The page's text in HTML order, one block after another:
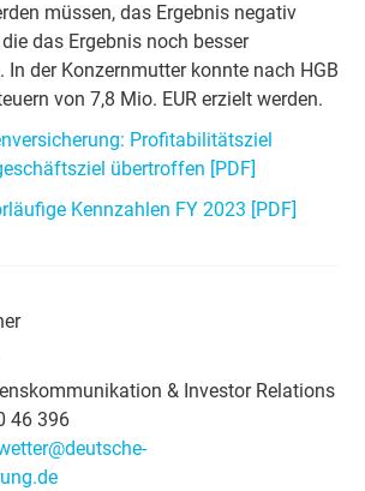
müssen, das Ergebnis negativ
das Ergebnis noch besser
In der Konzernmutter konnte nach HGB
von 7,8 Mio. EUR erzielt werden.
Profitabilitätsziel
übertroffen [PDF]
Kennzahlen FY 2023 [PDF]
& Investor Relations
46 396